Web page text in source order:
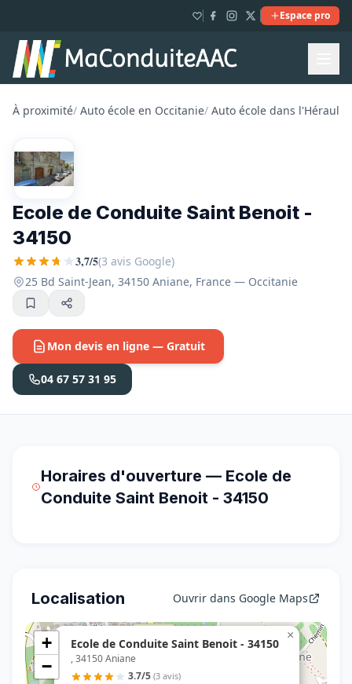
Espace pro
À proximité/ Auto école en Occitanie/ Auto école dans l'Hérault
Ecole de Conduite Saint Benoit -
34150
3,7/5(3 avis Google)
25 Bd Saint-Jean, 34150 Aniane, France — Occitanie
Mon devis en ligne — Gratuit
04 67 57 31 95
Horaires d'ouverture — Ecole de
Conduite Saint Benoit - 34150
Localisation Ouvrir dans Google Maps
Ecole de Conduite Saint Benoit - 34150
, 34150 Aniane
3.7/5 (3 avis)
×
+
−